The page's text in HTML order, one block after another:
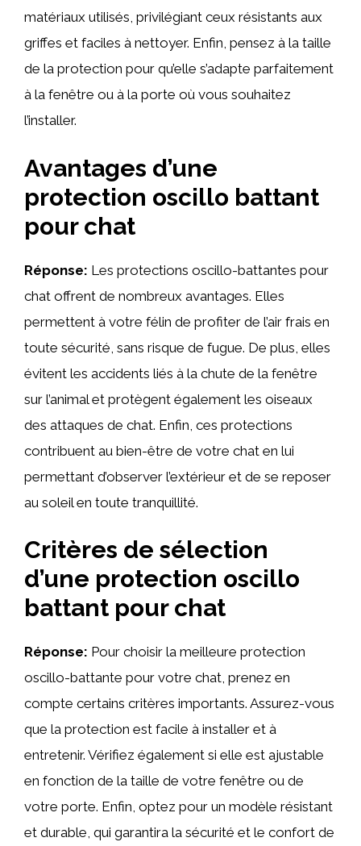
matériaux utilisés, privilégiant ceux résistants aux
griffes et faciles à nettoyer. Enfin, pensez à la taille
de la protection pour qu’elle s’adapte parfaitement
à la fenêtre ou à la porte où vous souhaitez
l’installer.
Avantages d’une
protection oscillo battant
pour chat
Réponse: Les protections oscillo-battantes pour
chat offrent de nombreux avantages. Elles
permettent à votre félin de profiter de l’air frais en
toute sécurité, sans risque de fugue. De plus, elles
évitent les accidents liés à la chute de la fenêtre
sur l’animal et protègent également les oiseaux
des attaques de chat. Enfin, ces protections
contribuent au bien-être de votre chat en lui
permettant d’observer l’extérieur et de se reposer
au soleil en toute tranquillité.
Critères de sélection
d’une protection oscillo
battant pour chat
Réponse: Pour choisir la meilleure protection
oscillo-battante pour votre chat, prenez en
compte certains critères importants. Assurez-vous
que la protection est facile à installer et à
entretenir. Vérifiez également si elle est ajustable
en fonction de la taille de votre fenêtre ou de
votre porte. Enfin, optez pour un modèle résistant
et durable, qui garantira la sécurité et le confort de